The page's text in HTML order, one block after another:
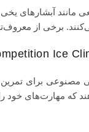
مانند آبشارهای
برخی از
مصنوعی برای
که مهارت‌های خود